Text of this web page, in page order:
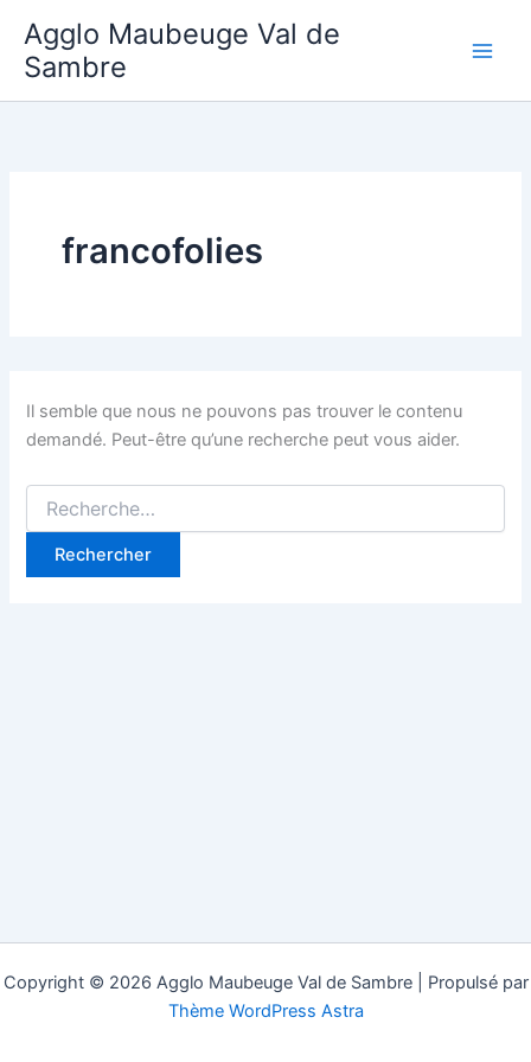
contenu
Agglo Maubeuge Val de
Sambre
francofolies
Il semble que nous ne pouvons pas trouver le contenu
demandé. Peut-être qu’une recherche peut vous aider.
Rechercher :
Copyright © 2026 Agglo Maubeuge Val de Sambre | Propulsé par
Thème WordPress Astra